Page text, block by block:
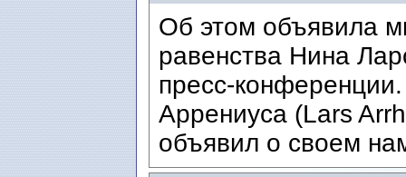
Об этом объявила
равенства Нина
пресс-
Аррениуса (Lars
объявил о своем